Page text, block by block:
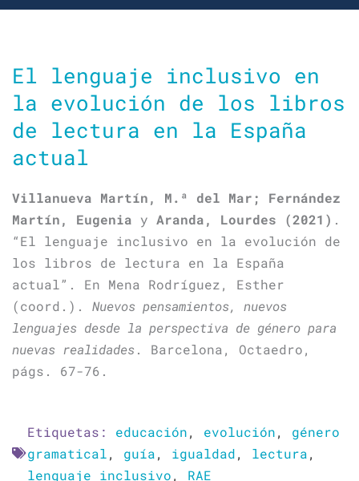
El lenguaje inclusivo en
la evolución de los libros
de lectura en la España
actual
Villanueva Martín, M.ª del Mar; Fernández
Martín, Eugenia y Aranda, Lourdes (2021) .
“El lenguaje inclusivo en la evolución de
los libros de lectura en la España
actual”. En Mena Rodríguez, Esther
(coord.). Nuevos pensamientos, nuevos
lenguajes desde la perspectiva de género para
nuevas realidades. Barcelona, Octaedro,
págs. 67-76.
Etiquetas: educación, evolución, género
gramatical, guía, igualdad, lectura,
lenguaje inclusivo, RAE